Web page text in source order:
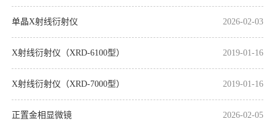
单晶X射线衍射仪 2026-02-03
X射线衍射仪（XRD-6100型） 2019-01-16
X射线衍射仪（XRD-7000型） 2019-01-16
正置金相显微镜 2026-02-05